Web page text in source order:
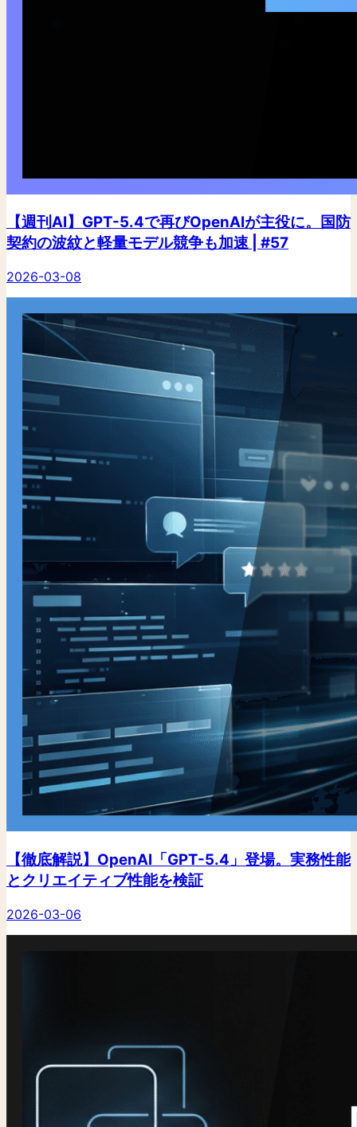
【週刊AI】GPT-5.4で再びOpenAIが主役に。国防
契約の波紋と軽量モデル競争も加速 | #57
2026-03-08
【徹底解説】OpenAI「GPT-5.4」登場。実務性能
とクリエイティブ性能を検証
2026-03-06